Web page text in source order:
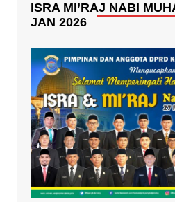
ISRA MI’RAJ NABI
JAN 2026